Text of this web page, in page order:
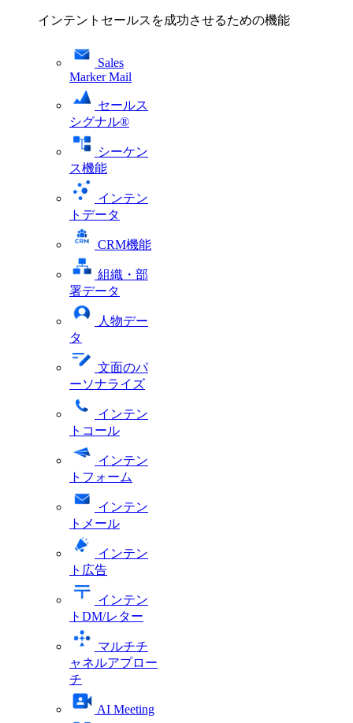
インテントセールスを成功させるための機能
Sales
Marker Mail
セールス
シグナル®
シーケン
ス機能
インテン
トデータ
CRM機能
組織・部
署データ
人物デー
タ
文面のパ
ーソナライズ
インテン
トコール
インテン
トフォーム
インテン
トメール
インテン
ト広告
インテン
トDM/レター
マルチチ
ャネルアプロー
チ
AI Meeting